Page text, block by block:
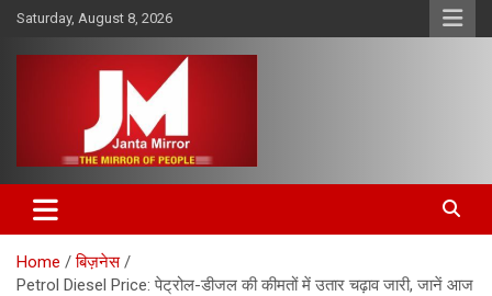
Skip
content
Saturday, August 8, 2026
Janta Mirror
Home
बिज़नेस
Petrol Diesel Price: पेट्रोल-डीजल की कीमतों में उतार चढ़ाव जारी, जानें आज